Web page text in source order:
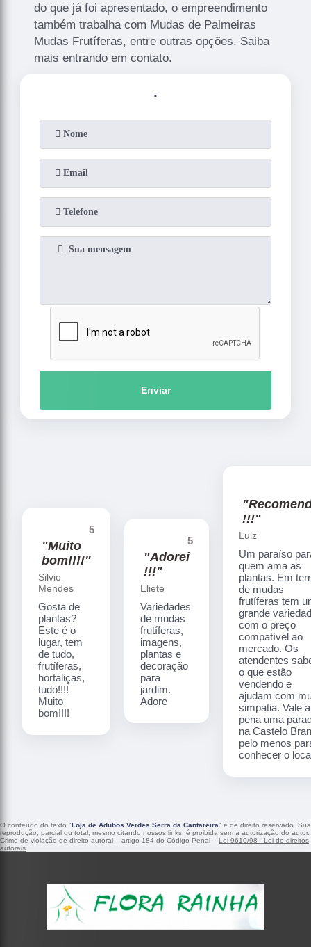
do que já foi apresentado, o empreendimento
também trabalha com Mudas de Palmeiras
Mudas Frutíferas, entre outras opções. Saiba
mais entrando em contato.
.
Enviar
5
"Muito
bom!!!!"
Silvio
Mendes
Gosta de
plantas?
Este é o
lugar, tem
de tudo,
frutíferas,
hortaliças,
tudo!!!!
Muito
bom!!!!
5
"Adorei
!!!"
Eliete
Variedades
de mudas
frutíferas,
imagens,
plantas e
decoração
para
jardim.
Adore
!!!"
Luiz
Um paraíso
quem ama as
plantas. Em
de mudas
frutíferas tem
grande
com o preço
compatível ao
mercado. Os
atendentes
o que estão
vendendo e
ajudam com
simpatia. Vale a
pena uma
na Castelo
pelo menos
conhecer o
O conteúdo do texto "Loja de Adubos Verdes Serra da Cantareira" é de direito reservado. Sua
reprodução, parcial ou total, mesmo citando nossos links, é proibida sem a autorização do autor.
Crime de violação de direito autoral – artigo 184 do Código Penal – Lei 9610/98 - Lei de direitos
autorais